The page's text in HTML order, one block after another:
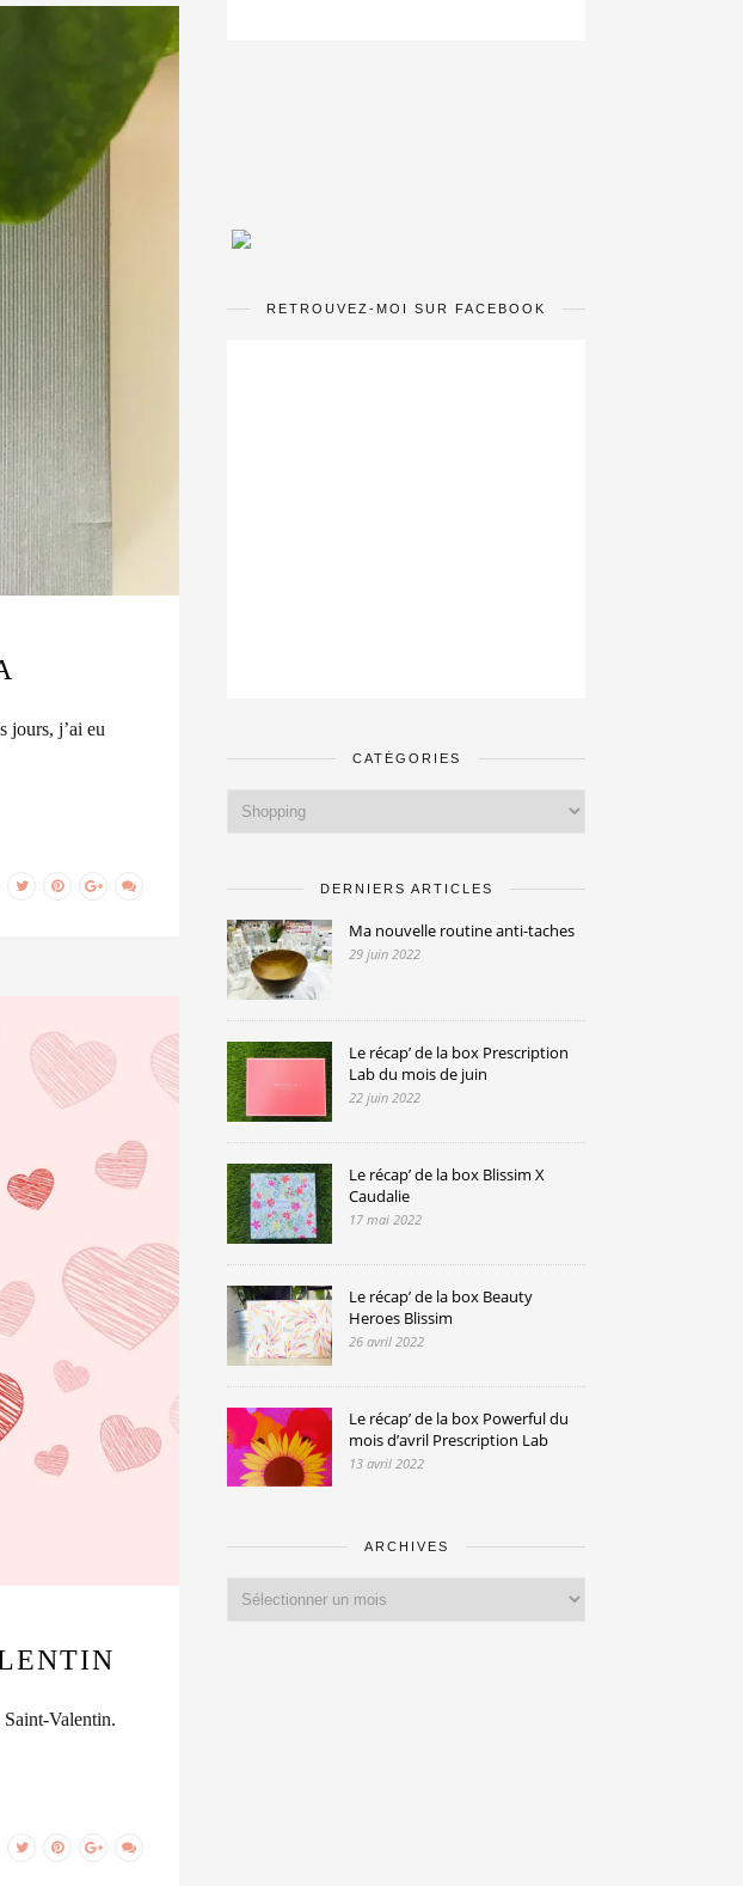
jours, j’ai eu
Valentin.
RETROUVEZ-MOI SUR FACEBOOK
CATÉGORIES
DERNIERS ARTICLES
Ma nouvelle routine anti-taches
29 juin 2022
Le récap’ de la box Prescription
Lab du mois de juin
22 juin 2022
Le récap’ de la box Blissim X
Caudalie
17 mai 2022
Le récap’ de la box Beauty
Heroes Blissim
26 avril 2022
Le récap’ de la box Powerful du
mois d’avril Prescription Lab
13 avril 2022
ARCHIVES